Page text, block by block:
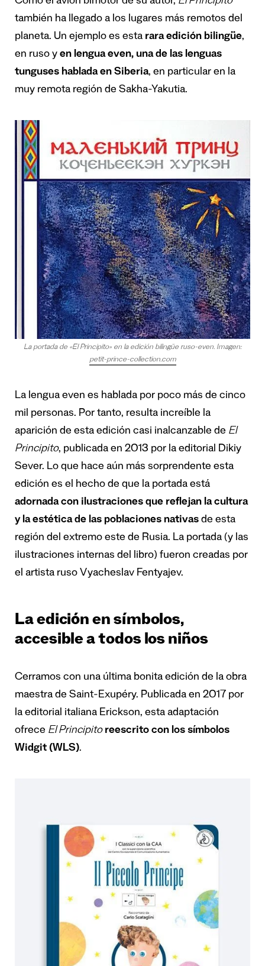
también ha llegado a los lugares más remotos del
planeta. Un ejemplo es esta rara edición bilingüe,
en ruso y en lengua even, una de las lenguas
tunguses hablada en Siberia, en particular en la
muy remota región de Sakha-Yakutia.
La portada de «El Principito» en la edición bilingüe ruso-even. Imagen:
petit-prince-collection.com
La lengua even es hablada por poco más de cinco
mil personas. Por tanto, resulta increíble la
aparición de esta edición casi inalcanzable de El
Principito, publicada en 2013 por la editorial Dikiy
Sever. Lo que hace aún más sorprendente esta
edición es el hecho de que la portada está
adornada con ilustraciones que reflejan la cultura
y la estética de las poblaciones nativas de esta
región del extremo este de Rusia. La portada (y las
ilustraciones internas del libro) fueron creadas por
el artista ruso Vyacheslav Fentyajev.
La edición en símbolos,
accesible a todos los niños
Cerramos con una última bonita edición de la obra
maestra de Saint-Exupéry. Publicada en 2017 por
la editorial italiana Erickson, esta adaptación
ofrece El Principitoreescrito con los símbolos
Widgit (WLS).